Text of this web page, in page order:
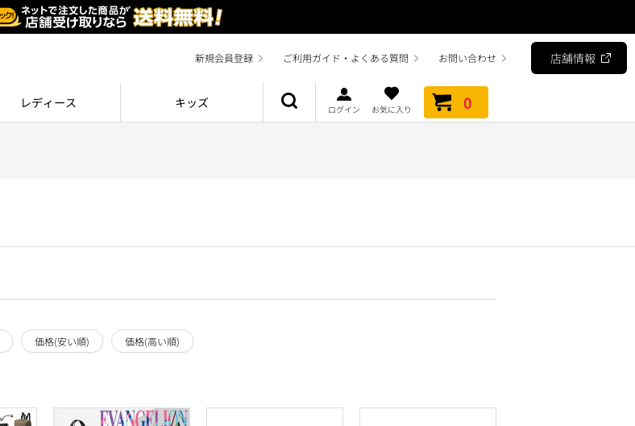
新規会員登録 ご利用ガイド・よくある質問 お問い合わせ 店舗情報
レディース キッズ ログイン お気に入り 0
価格(安い順) 価格(高い順)